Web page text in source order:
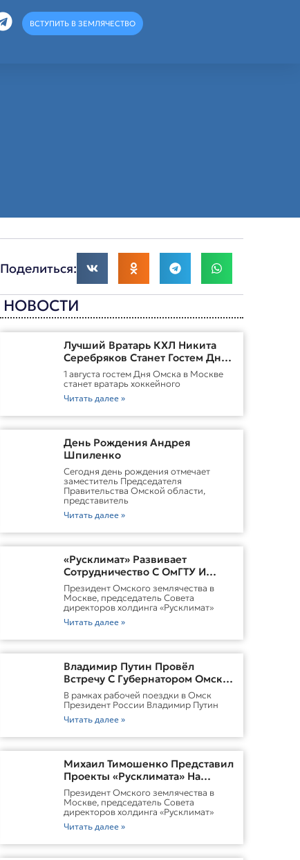
ВСТУПИТЬ В ЗЕМЛЯЧЕСТВО
Поделиться:
НОВОСТИ
Лучший Вратарь КХЛ Никита
Серебряков Станет Гостем Дня
Омска В Москве
1 августа гостем Дня Омска в Москве
станет вратарь хоккейного
Читать далее »
День Рождения Андрея
Шпиленко
Cегодня день рождения отмечает
заместитель Председателя
Правительства Омской области,
представитель
Читать далее »
«Русклимат» Развивает
Сотрудничество С ОмГТУ И
Участвует В Обновлении
Городской Среды Омска
Президент Омского землячества в
Москве, председатель Совета
директоров холдинга «Русклимат»
Читать далее »
Владимир Путин Провёл
Встречу С Губернатором Омской
Области Виталием
ХоценкоИсточник
В рамках рабочей поездки в Омск
Президент России Владимир Путин
Читать далее »
Михаил Тимошенко Представил
Проекты «Русклимата» На
Форуме России И Казахстана
Президент Омского землячества в
Москве, председатель Совета
директоров холдинга «Русклимат»
Читать далее »